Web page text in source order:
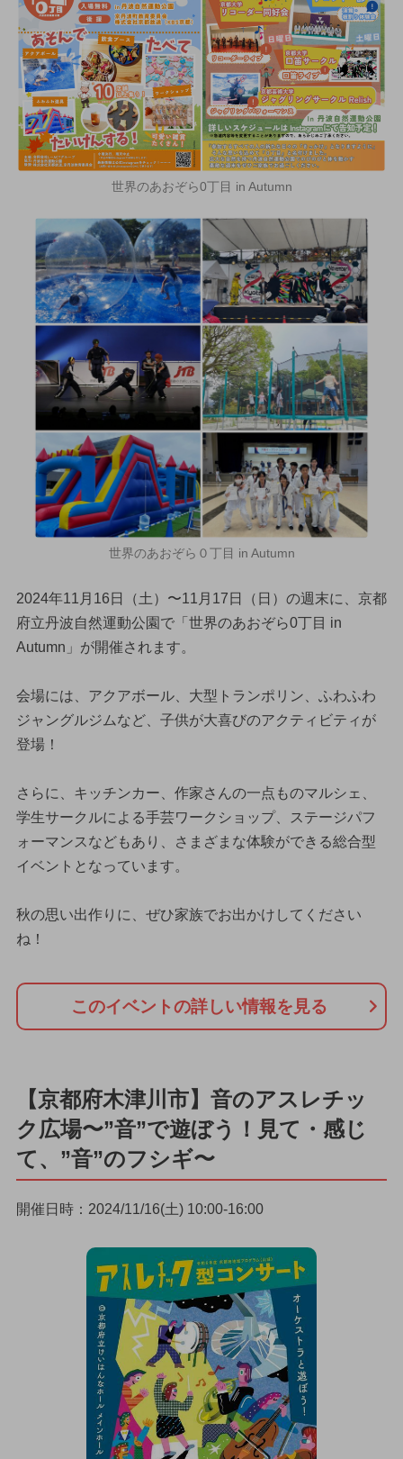
世界のあおぞら0丁目 in Autumn
世界のあおぞら０丁目 in Autumn
2024年11月16日（土）〜11月17日（日）の週末に、京都
府立丹波自然運動公園で「世界のあおぞら0丁目 in
Autumn」が開催されます。
会場には、アクアボール、大型トランポリン、ふわふわ
ジャングルジムなど、子供が大喜びのアクティビティが
登場！
さらに、キッチンカー、作家さんの一点ものマルシェ、
学生サークルによる手芸ワークショップ、ステージパフ
ォーマンスなどもあり、さまざまな体験ができる総合型
イベントとなっています。
秋の思い出作りに、ぜひ家族でお出かけしてください
ね！
このイベントの詳しい情報を見る
【京都府木津川市】音のアスレチッ
ク広場〜”音”で遊ぼう！見て・感じ
て、”音”のフシギ〜
開催日時：2024/11/16(土) 10:00-16:00